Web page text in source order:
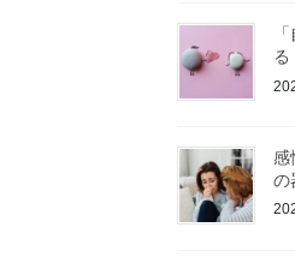
る
感
の